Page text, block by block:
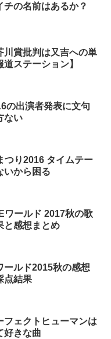
チの名前はあるか？
川賞批判は又吉への単
ステーション】
の出演者発表に文句
ない
つり2016 タイムテー
いから困る
ワールド 2017秋の歌
と感想まとめ
ールド2015秋の感想
点結果
フェクトヒューマンは
好きな曲